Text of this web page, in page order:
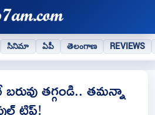
సినిమా ఏపీ తెలంగాణ REVIEWS
తగ్గండి.. తమన్నా